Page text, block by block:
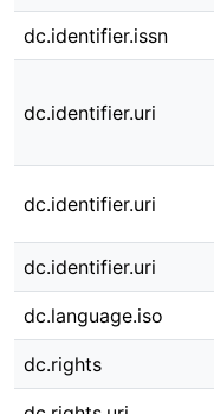
dc.identifier.issn
dc.identifier.uri
dc.identifier.uri
dc.identifier.uri
dc.language.iso
dc.rights